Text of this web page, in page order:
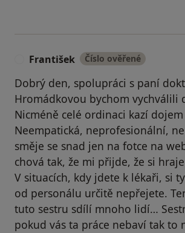
František Číslo ověřené
Dobrý den, spolupráci s paní
Hromádkovou bychom vychválili
Nicméně celé ordinaci kazí dojem
Neempatická, neprofesionální,
směje se snad jen na fotce na
chová tak, že mi přijde, že si
V situacích, kdy jdete k lékaři, si
od personálu určitě nepřejete.
tuto sestru sdílí mnoho lidí…
pokud vás ta práce nebaví tak to